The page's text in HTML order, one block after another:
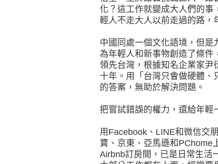
化？這工作就變成大人們的事
輕人不走大人以前走過的路，
中國同處一個文化語境，但
為年輕人和新事物創造了條件
領先台灣，根據知名企業家尹
十年。用「台灣只會做硬體
的答案，無助於解決問題。
把嘗試錯誤的權力，還給年輕
用Facebook、LINE和微信交
寶、京東、亞馬遜和PChome
Airbnb訂房間，已是日常生活